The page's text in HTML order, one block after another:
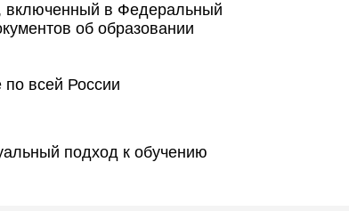
включенный в Федеральный
об образовании
всей России
подход к обучению